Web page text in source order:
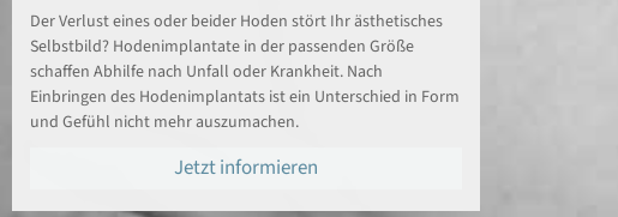
Der Verlust eines oder beider Hoden stört Ihr ästhetisches
Selbstbild? Hodenimplantate in der passenden Größe
schaffen Abhilfe nach Unfall oder Krankheit. Nach
Einbringen des Hodenimplantats ist ein Unterschied in Form
und Gefühl nicht mehr auszumachen.
Jetzt informieren